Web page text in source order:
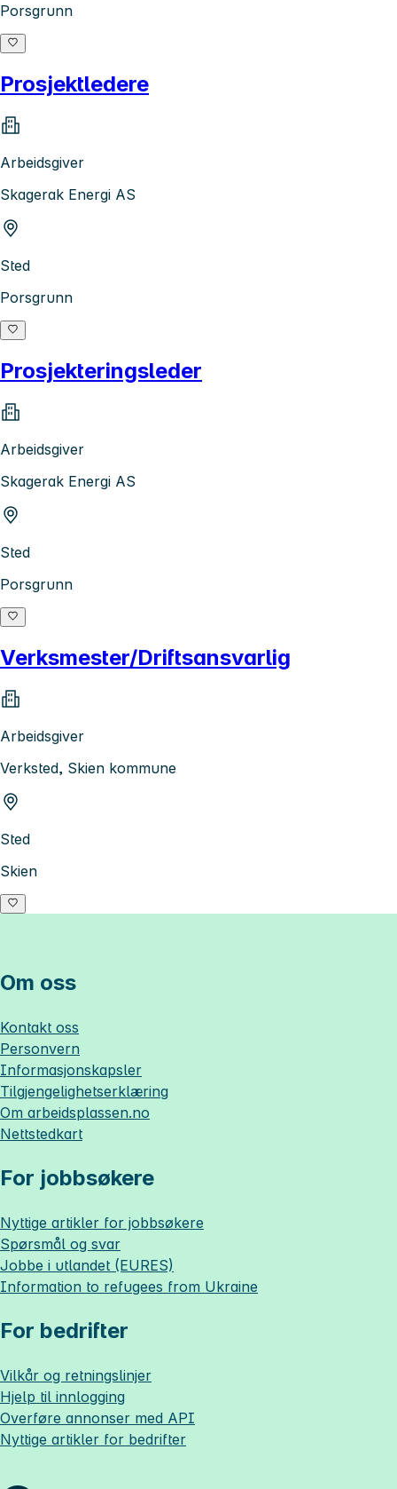
Porsgrunn
Prosjektledere
Arbeidsgiver
Skagerak Energi AS
Sted
Porsgrunn
Prosjekteringsleder
Arbeidsgiver
Skagerak Energi AS
Sted
Porsgrunn
Verksmester/Driftsansvarlig
Arbeidsgiver
Verksted, Skien kommune
Sted
Skien
Om oss
Kontakt oss
Personvern
Informasjonskapsler
Tilgjengelighetserklæring
Om arbeidsplassen.no
Nettstedkart
For jobbsøkere
Nyttige artikler for jobbsøkere
Spørsmål og svar
Jobbe i utlandet (EURES)
Information to refugees from Ukraine
For bedrifter
Vilkår og retningslinjer
Hjelp til innlogging
Overføre annonser med API
Nyttige artikler for bedrifter